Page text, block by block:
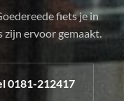
fiets je in
zijn ervoor gemaakt.
0181-212417